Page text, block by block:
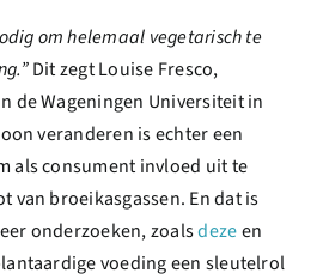
om helemaal vegetarisch te
Dit zegt Louise Fresco,
de Wageningen Universiteit in
veranderen is echter een
als consument invloed uit te
van broeikasgassen. En dat is
onderzoeken, zoalsdezeen
voeding een sleutelrol